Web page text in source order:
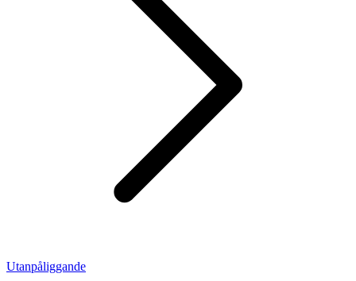
Utanpåliggande